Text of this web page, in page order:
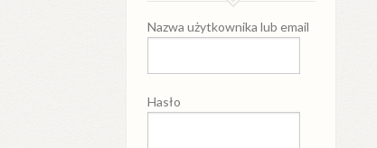
Nazwa użytkownika lub email
Hasło